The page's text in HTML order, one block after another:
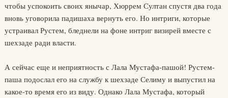
чтобы успокоить своих янычар, Хюррем Султан спустя два года
вновь уговорила падишаха вернуть его. Но интриги, которые
устраивал Рустем, бледнели на фоне интриг визирей вместе с
шехзаде ради власти.
А сейчас еще и неприятность с Лала Мустафа-пашой! Рустем-
паша подослал его на службу к шехзаде Селиму и выпустил на
какое-то время его из виду. Однако Лала Мустафа, который